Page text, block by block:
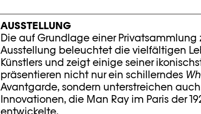
AUSSTELLUNG
Die auf Grundlage einer
Ausstellung beleuchtet die vielfältigen
Künstlers und zeigt einige seiner
präsentieren nicht nur ein schillerndes
Avantgarde, sondern unterstreichen
Innovationen, die Man Ray im Paris der
entwickelte.